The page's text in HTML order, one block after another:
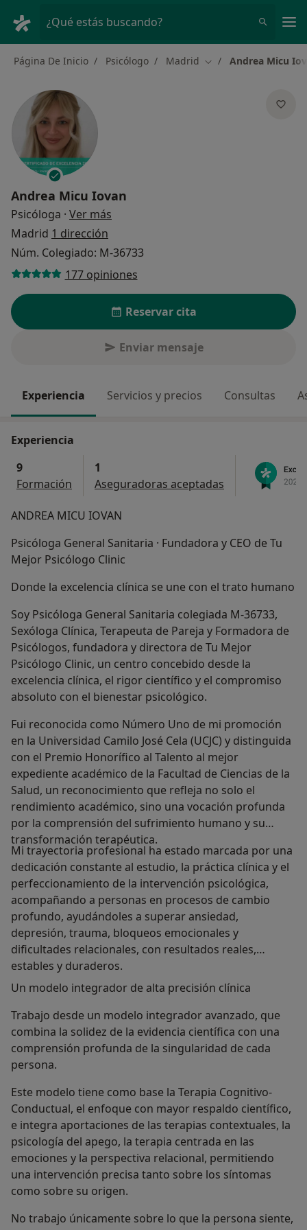
¿Qué estás buscando?
Página De Inicio Psicólogo Madrid Cambiar de ciudad
Andrea Micu
Andrea Micu Iovan
Psicóloga · Ver más
Madrid 1 dirección
Núm. Colegiado: M-36733
177 opiniones
Reservar cita
Enviar mensaje
Experiencia Servicios y precios Consultas
Experiencia
9
Formación
1
Aseguradoras aceptadas
ANDREA MICU IOVAN
Psicóloga General Sanitaria · Fundadora y CEO de Tu
Mejor Psicólogo Clinic
Donde la excelencia clínica se une con el trato humano
Soy Psicóloga General Sanitaria colegiada M-36733,
Sexóloga Clínica, Terapeuta de Pareja y Formadora de
Psicólogos, fundadora y directora de Tu Mejor
Psicólogo Clinic, un centro concebido desde la
excelencia clínica, el rigor científico y el compromiso
absoluto con el bienestar psicológico.
Fui reconocida como Número Uno de mi promoción
en la Universidad Camilo José Cela (UCJC) y distinguida
con el Premio Honorífico al Talento al mejor
expediente académico de la Facultad de Ciencias de la
Salud, un reconocimiento que refleja no solo el
rendimiento académico, sino una vocación profunda
por la comprensión del sufrimiento humano y su
transformación terapéutica.
Mi trayectoria profesional ha estado marcada por una
dedicación constante al estudio, la práctica clínica y el
perfeccionamiento de la intervención psicológica,
acompañando a personas en procesos de cambio
profundo, ayudándoles a superar ansiedad,
depresión, trauma, bloqueos emocionales y
dificultades relacionales, con resultados reales,
estables y duraderos.
Un modelo integrador de alta precisión clínica
Trabajo desde un modelo integrador avanzado, que
combina la solidez de la evidencia científica con una
comprensión profunda de la singularidad de cada
persona.
Este modelo tiene como base la Terapia Cognitivo-
Conductual, el enfoque con mayor respaldo científico,
e integra aportaciones de las terapias contextuales, la
psicología del apego, la terapia centrada en las
emociones y la perspectiva relacional, permitiendo
una intervención precisa tanto sobre los síntomas
como sobre su origen.
No trabajo únicamente sobre lo que la persona siente,